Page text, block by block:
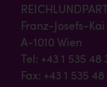
Franz-Josefs-Kai
A-1010 Wien
Tel: +43 1 535 48
Fax: +43 1 535 48